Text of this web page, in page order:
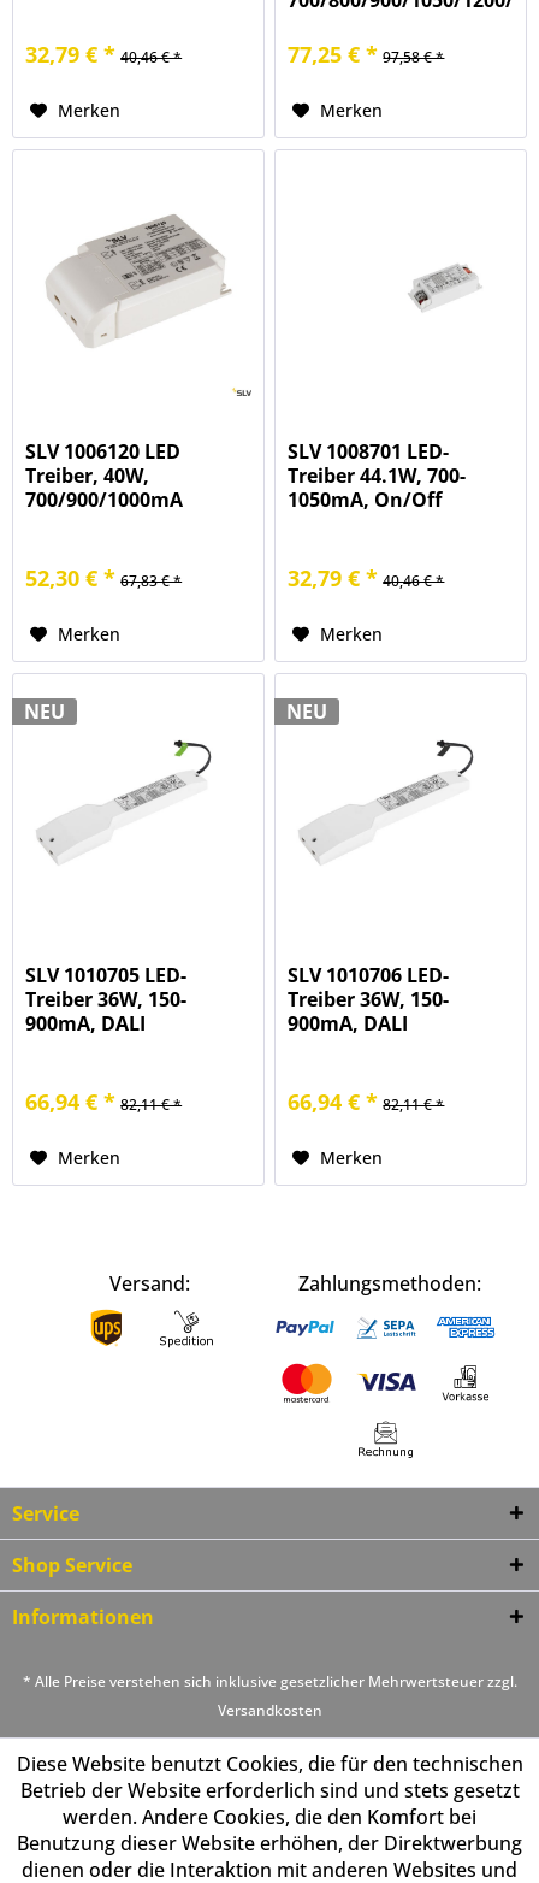
32,79 € * 40,46 € *
Merken
77,25 € * 97,58 € *
Merken
SLV 1006120 LED
Treiber, 40W,
700/900/1000mA
52,30 € * 67,83 € *
Merken
SLV 1008701 LED-
Treiber 44.1W, 700-
1050mA, On/Off
32,79 € * 40,46 € *
Merken
NEU
SLV 1010705 LED-
Treiber 36W, 150-
900mA, DALI
66,94 € * 82,11 € *
Merken
NEU
SLV 1010706 LED-
Treiber 36W, 150-
900mA, DALI
66,94 € * 82,11 € *
Merken
Versand: Zahlungsmethoden:
Service
Shop Service
Informationen
* Alle Preise verstehen sich inklusive gesetzlicher Mehrwertsteuer zzgl.
Versandkosten
Diese Website benutzt Cookies, die für den technischen
Betrieb der Website erforderlich sind und stets gesetzt
werden. Andere Cookies, die den Komfort bei
Benutzung dieser Website erhöhen, der Direktwerbung
dienen oder die Interaktion mit anderen Websites und